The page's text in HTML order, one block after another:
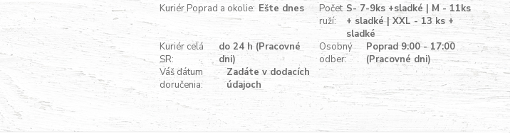
Kuriér Poprad a okolie: Ešte dnes
Počet
ruží:
S- 7-9ks +sladké | M - 11ks
+ sladké | XXL - 13 ks +
sladké
Kuriér celá
SR:
do 24 h (Pracovné
dni)
Osobný
odber:
Poprad 9:00 - 17:00
(Pracovné dni)
Váš dátum
doručenia:
Zadáte v dodacích
údajoch